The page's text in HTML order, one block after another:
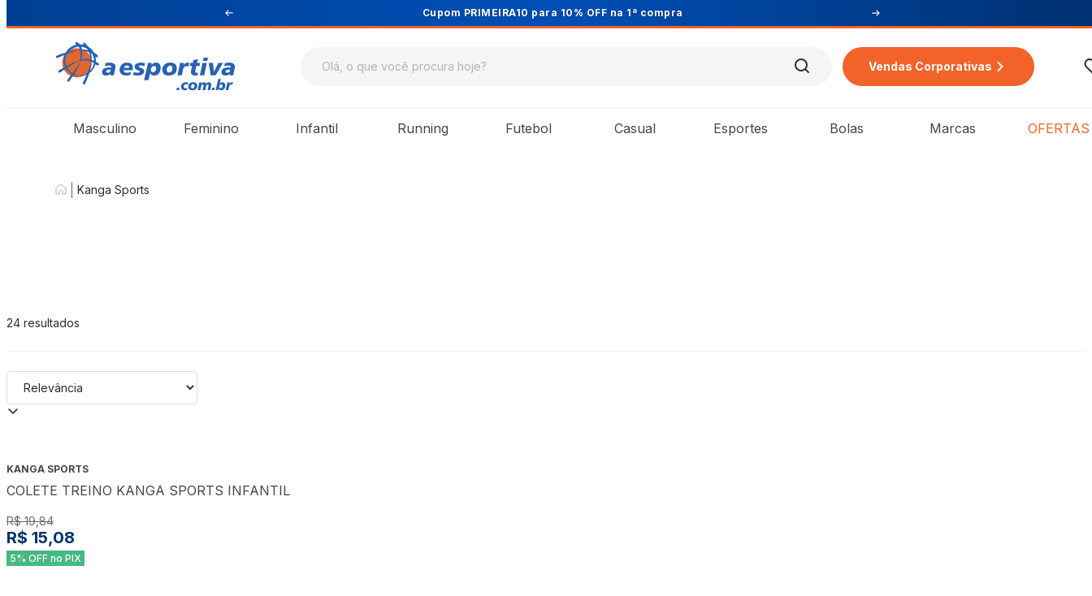
Cupom PRIMEIRA10 para 10% OFF na 1ª compra
Vendas Corporativas
Masculino Feminino Infantil Running Futebol Casual Esportes Bolas Marcas OFERTAS
Kanga Sports
24 resultados
KANGA SPORTS
COLETE TREINO KANGA SPORTS INFANTIL
R$ 19,84
R$ 15,08
5% OFF no PIX